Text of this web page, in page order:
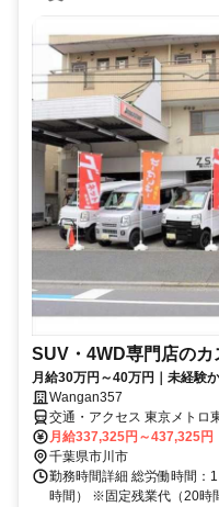
SUV・4WD専門店のカ
月給30万円～40万円｜未経験
Wangan357
交通・アクセス 東京メトロ
月給337,325円～437,325円
千葉県市川市
勤務時間詳細 総労働時間：
時間） ※固定残業代（20時